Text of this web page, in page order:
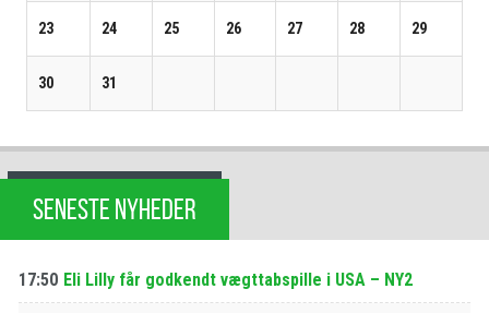
23 24 25 26 27 28 29
30 31
SENESTE NYHEDER
17:50 Eli Lilly får godkendt vægttabspille i USA – NY2